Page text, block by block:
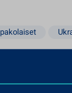
pakolaiset